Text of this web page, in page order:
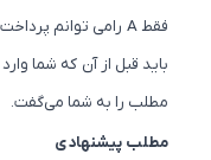
باید قبل از آن که شما وارد
مطلب را به شما می‌گفت.
مطلب پیشنهادی